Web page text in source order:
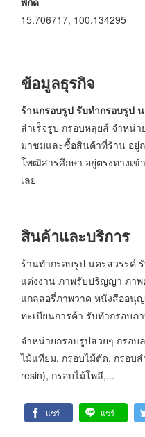
15.706717, 100.134295
ข้อมูลธุรกิจ
ร้านกรอบรูป รับทำกรอบรูป
สำเร็จรูป กรอบหลุยส์ จำหน่
มาชมและซื้อสินค้าที่ร้าน อยู่
โพฒิสารศึกษา อยู่ตรงทางเ
เลย
สินค้าและบริการ
ร้านทำกรอบรูป นครสวรรค์
แต่งงาน ภาพรับปริญญา ภา
แกลลอรี่ภาพวาด หนังสืออนุ
ทะเบียนการค้า รับทำกรอบภ
จำหน่ายกรอบรูปสวยๆ กรอ
ไม้แทียม, กรอบไม้ตัด, กรอบ
resin), กรอบไม้โพลี,...
แชร์ แชร์